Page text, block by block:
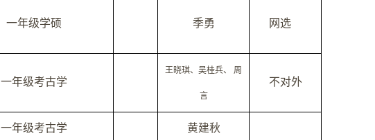
一年级学硕 季勇 网选
一年级考古学
王晓琪、 吴桂兵、 周
言
不对外
一年级考古学 黄建秋